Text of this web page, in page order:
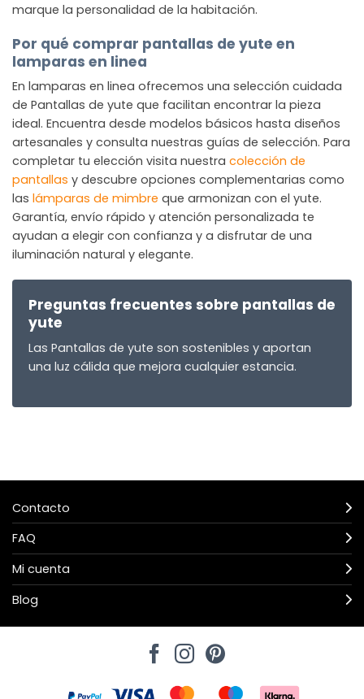
marque la personalidad de la habitación.
Por qué comprar pantallas de yute en
lamparas en linea
En lamparas en linea ofrecemos una selección cuidada
de Pantallas de yute que facilitan encontrar la pieza
ideal. Encuentra desde modelos básicos hasta diseños
artesanales y consulta nuestras guías de selección. Para
completar tu elección visita nuestra colección de
pantallas y descubre opciones complementarias como
las lámparas de mimbre que armonizan con el yute.
Garantía, envío rápido y atención personalizada te
ayudan a elegir con confianza y a disfrutar de una
iluminación natural y elegante.
Preguntas frecuentes sobre pantallas de
yute
Las Pantallas de yute son sostenibles y aportan
una luz cálida que mejora cualquier estancia.
Contacto
FAQ
Mi cuenta
Blog